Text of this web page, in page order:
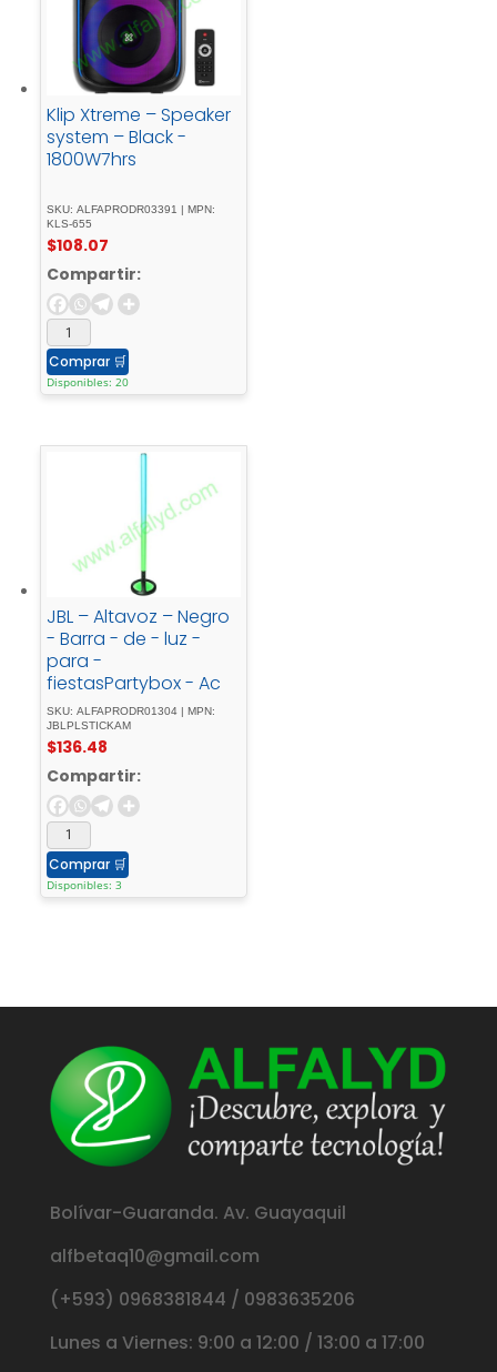
Klip Xtreme – Speaker
system – Black -
1800W7hrs
SKU: ALFAPRODR03391 | MPN:
KLS-655
$108.07
Compartir:
Comprar 🛒
Disponibles: 20
JBL – Altavoz – Negro
- Barra - de - luz -
para -
fiestasPartybox - Ac
SKU: ALFAPRODR01304 | MPN:
JBLPLSTICKAM
$136.48
Compartir:
Comprar 🛒
Disponibles: 3
Bolívar-Guaranda. Av. Guayaquil
alfbetaq10@gmail.com
(+593) 0968381844 / 0983635206
Lunes a Viernes: 9:00 a 12:00 / 13:00 a 17:00